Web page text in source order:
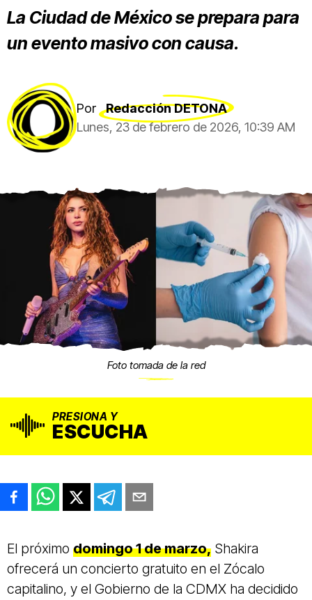
La Ciudad de México se prepara para
un evento masivo con causa.
Por
Redacción DETONA
Lunes, 23 de febrero de 2026, 10:39 AM
Foto tomada de la red
PRESIONA Y
ESCUCHA
El próximo domingo 1 de marzo, Shakira
ofrecerá un concierto gratuito en el Zócalo
capitalino, y el Gobierno de la CDMX ha decidido